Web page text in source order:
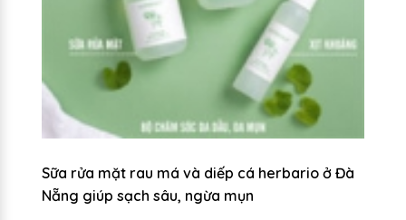
Sữa rửa mặt rau má và diếp cá herbario ở Đà
Nẵng giúp sạch sâu, ngừa mụn